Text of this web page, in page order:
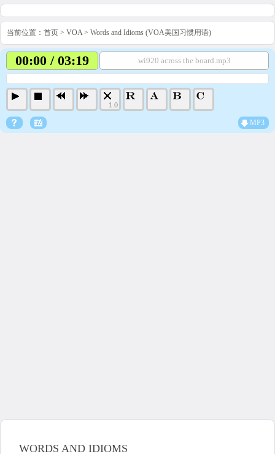
当前位置： 首页 > VOA> Words and Idioms (VOA美国习惯用语)
00:00 / 03:19 wi920 across the board.mp3
1.0
MP3
WORDS AND IDIOMS